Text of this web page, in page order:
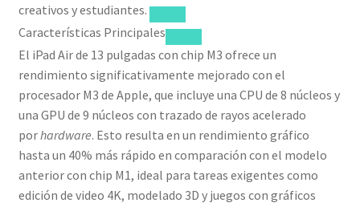
creativos y estudiantes.
Características Principales
El iPad Air de 13 pulgadas con chip M3 ofrece un
rendimiento significativamente mejorado con el
procesador M3 de Apple, que incluye una CPU de 8 núcleos y
una GPU de 9 núcleos con trazado de rayos acelerado
porhardware. Esto resulta en un rendimiento gráfico
hasta un 40% más rápido en comparación con el modelo
anterior con chip M1, ideal para tareas exigentes como
edición de video 4K, modelado 3D y juegos con gráficos